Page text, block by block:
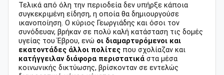
Τελικά από όλη την περιοδεία δεν υπήρξε κάποια
συγκεκριμένη είδηση, η οποία θα δημιουργούσε
ικανοποίηση. Ο κύριος Γεωργιάδης και όσοι τον
συνόδευαν, βρήκαν σε πολύ καλή κατάσταση τις δομές
υγείας του Έβρου, ενώ οι διαμαρτυρόμενοι και
εκατοντάδες άλλοι πολίτες που σχολίαζαν και
κατήγγειλαν διάφορα περιστατικά στα μέσα
κοινωνικής δικτύωσης, βρίσκονταν σε εντελώς